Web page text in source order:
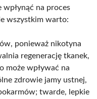
wpłynąć na proces
wszystkim warto:
ponieważ nikotyna
regenerację tkanek,
może wpływać na
zdrowie jamy ustnej,
twarde, lepkie